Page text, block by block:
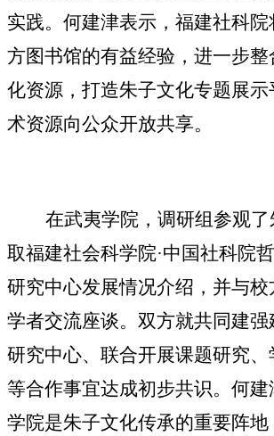
实践。何建津表示，福建社科
方图书馆的有益经验， 进一步整
化资源， 打造朱子文化专题展
术资源向公众开放共享。
在武夷学院 ， 调研组参观了
取福建社会科学院·中国社科院
研究中心发展情况介绍 ，并与校
学者交流座谈。双方就共同建强
研究中心、联合开展课题研究、
等合作事宜达成初步共识。 何建
学院是朱子文化传承的重要阵地